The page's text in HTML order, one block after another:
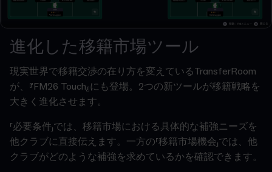
進化した移籍市場ツール
現実世界で移籍交渉の在り方を変えているTransferRoom
が、『FM26 Touch』にも登場。2つの新ツールが移籍戦略を
大きく進化させます。
「必要条件」では、移籍市場における具体的な補強ニーズを
他クラブに直接伝えます。一方の「移籍市場機会」では、他
クラブがどのような補強を求めているかを確認できます。